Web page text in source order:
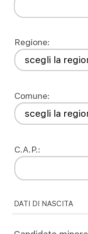
Regione:
Comune:
C.A.P.:
DATI DI NASCITA